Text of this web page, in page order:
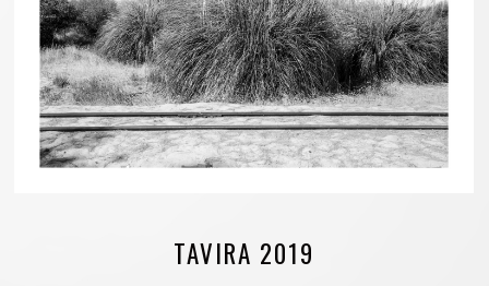
TAVIRA 2019